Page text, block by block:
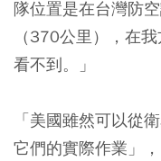
隊位置是在台灣防
（370公里），在
看不到。」
「美國雖然可以從
它們的實際作業」